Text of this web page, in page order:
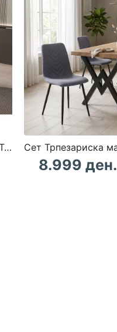
Трпезариска маса Gusto - 2953 Travertine Walnut
8.999 ден.